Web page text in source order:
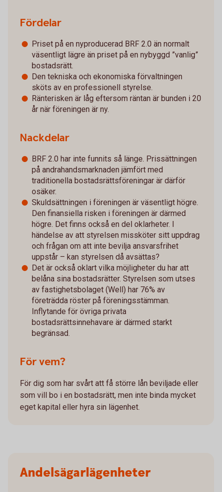
Fördelar
Priset på en nyproducerad BRF 2.0 än normalt
väsentligt lägre än priset på en nybyggd ”vanlig”
bostadsrätt.
Den tekniska och ekonomiska förvaltningen
sköts av en professionell styrelse.
Ränterisken är låg eftersom räntan är bunden i 20
år när föreningen är ny.
Nackdelar
BRF 2.0 har inte funnits så länge. Prissättningen
på andrahandsmarknaden jämfört med
traditionella bostadsrättsföreningar är därför
osäker.
Skuldsättningen i föreningen är väsentligt högre.
Den finansiella risken i föreningen är därmed
högre. Det finns också en del oklarheter. I
händelse av att styrelsen missköter sitt uppdrag
och frågan om att inte bevilja ansvarsfrihet
uppstår – kan styrelsen då avsättas?
Det är också oklart vilka möjligheter du har att
belåna sina bostadsrätter. Styrelsen som utses
av fastighetsbolaget (Well) har 76% av
företrädda röster på föreningsstämman.
Inflytande för övriga privata
bostadsrättsinnehavare är därmed starkt
begränsad.
För vem?
För dig som har svårt att få större lån beviljade eller
som vill bo i en bostadsrätt, men inte binda mycket
eget kapital eller hyra sin lägenhet.
Andelsägarlägenheter